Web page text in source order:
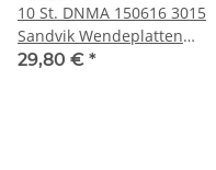
10 St. DNMA 150616 3015
Sandvik Wendeplatten
Inserts NOS neu unbenutzt
29,80 € *